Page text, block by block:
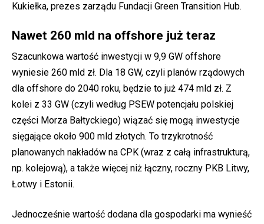
Kukiełka, prezes zarządu Fundacji Green Transition Hub.
Nawet 260 mld na offshore już teraz
Szacunkowa wartość inwestycji w 9,9 GW offshore
wyniesie 260 mld zł. Dla 18 GW, czyli planów rządowych
dla offshore do 2040 roku, będzie to już 474 mld zł. Z
kolei z 33 GW (czyli według PSEW potencjału polskiej
części Morza Bałtyckiego) wiązać się mogą inwestycje
sięgające około 900 mld złotych. To trzykrotność
planowanych nakładów na CPK (wraz z całą infrastrukturą,
np. kolejową), a także więcej niż łączny, roczny PKB Litwy,
Łotwy i Estonii.
Jednocześnie wartość dodana dla gospodarki ma wynieść